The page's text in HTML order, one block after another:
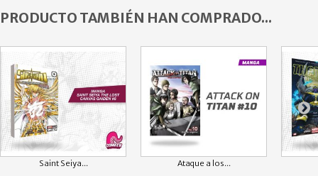
PRODUCTO TAMBIÉN HAN COMPRADO...
Saint Seiya... Ataque a los...